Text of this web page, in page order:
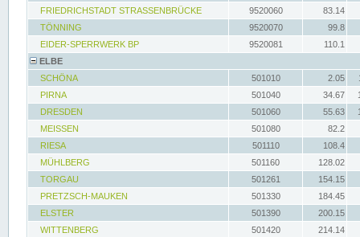
FRIEDRICHSTADT STRASSENBRÜCKE
9520060
83.14
TÖNNING
9520070
99.8
EIDER-SPERRWERK BP
9520081
110.1
ELBE
SCHÖNA
501010 2.05
PIRNA
501040 34.67
DRESDEN
501060 55.63
MEISSEN
501080
82.2
RIESA
501110
108.4
MÜHLBERG
501160
128.02
TORGAU
501261
154.15
PRETZSCH-MAUKEN
501330
184.45
ELSTER
501390
200.15
WITTENBERG
501420
214.14